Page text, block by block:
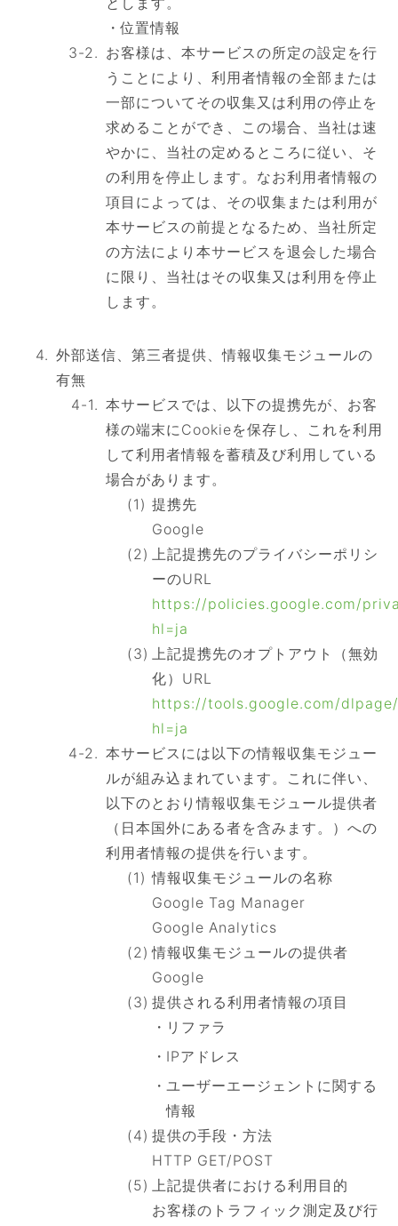
位置情報
お客様は、本サービスの所定の設定を行
うことにより、利用者情報の全部または
一部についてその収集又は利用の停止を
求めることができ、この場合、当社は速
やかに、当社の定めるところに従い、そ
の利用を停止します。なお利用者情報の
項目によっては、その収集または利用が
本サービスの前提となるため、当社所定
の方法により本サービスを退会した場合
に限り、当社はその収集又は利用を停止
します。
外部送信、第三者提供、情報収集モジュールの
有無
本サービスでは、以下の提携先が、お客
様の端末にCookieを保存し、これを利用
して利用者情報を蓄積及び利用している
場合があります。
提携先
Google
上記提携先のプライバシーポリシ
ーのURL
https://policies.google.com/
hl=ja
上記提携先のオプトアウト（無効
化）URL
https://tools.google.com/
hl=ja
本サービスには以下の情報収集モジュー
ルが組み込まれています。これに伴い、
以下のとおり情報収集モジュール提供者
（日本国外にある者を含みます。）への
利用者情報の提供を行います。
情報収集モジュールの名称
Google Tag Manager
Google Analytics
情報収集モジュールの提供者
Google
提供される利用者情報の項目
リファラ
IPアドレス
ユーザーエージェントに関する
情報
提供の手段・方法
HTTP GET/POST
上記提供者における利用目的
お客様のトラフィック測定及び行